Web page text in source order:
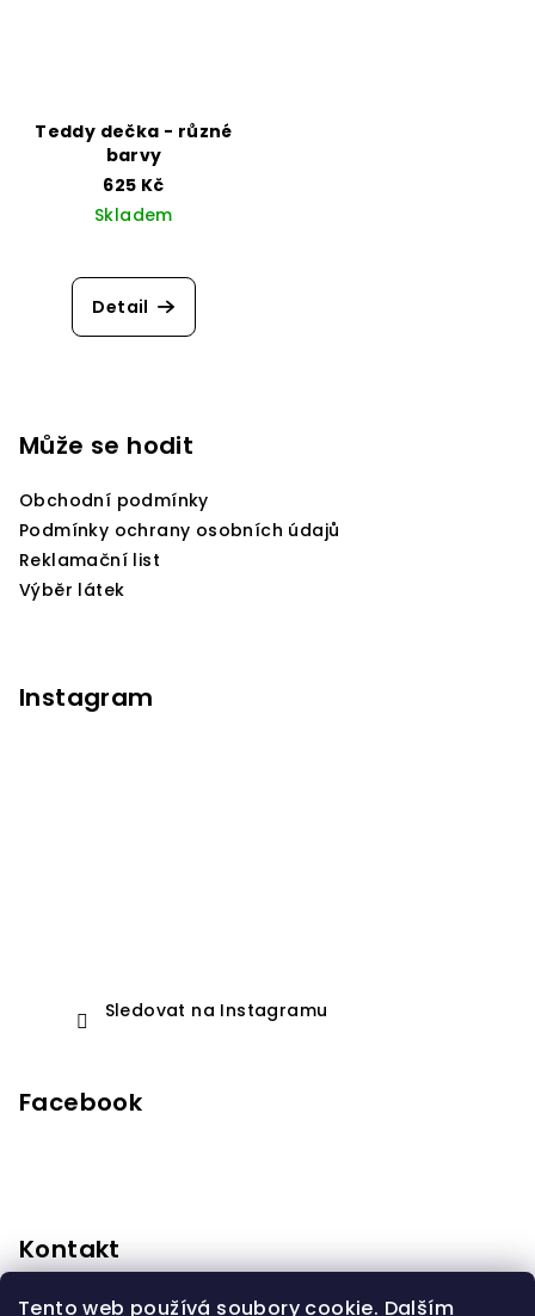
Tento web používá soubory cookie. Dalším
Teddy dečka - různé
barvy
625 Kč
Skladem
Detail
Může se hodit
Obchodní podmínky
Podmínky ochrany osobních údajů
Reklamační list
Výběr látek
Instagram
Sledovat na Instagramu
Facebook
Kontakt
anidorprodeti@ seznam.cz